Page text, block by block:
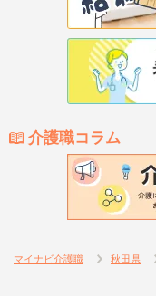
介護職コラム
マイナビ介護職 秋田県